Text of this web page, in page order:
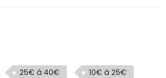
25€ à 40€ 10€ à 25€